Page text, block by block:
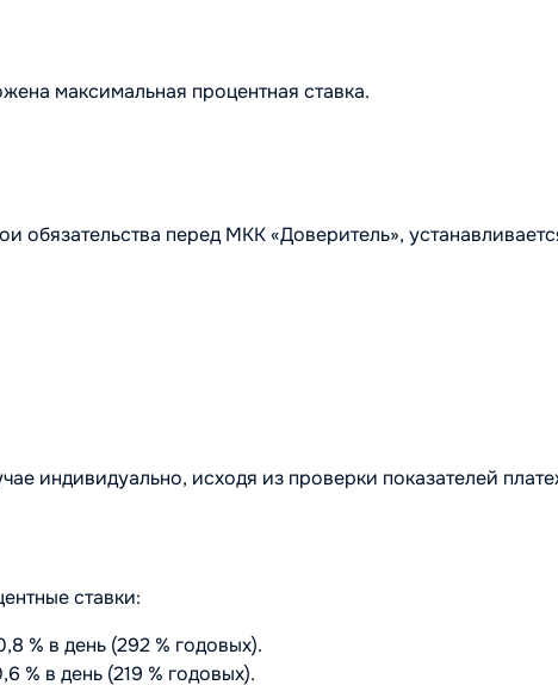
максимальная процентная ставка.
перед МКК «Доверитель»,
индивидуально, исходя из проверки показателей
ставки:
% в день (292 % годовых).
% в день (219 % годовых).